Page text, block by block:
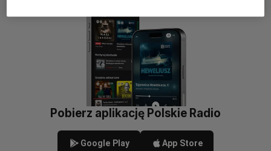
Pobierz aplikację Polskie Radio
Google Play App Store